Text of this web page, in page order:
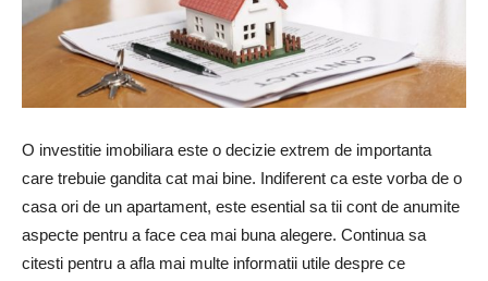
O investitie imobiliara este o decizie extrem de importanta
care trebuie gandita cat mai bine. Indiferent ca este vorba de o
casa ori de un apartament, este esential sa tii cont de anumite
aspecte pentru a face cea mai buna alegere. Continua sa
citesti pentru a afla mai multe informatii utile despre ce